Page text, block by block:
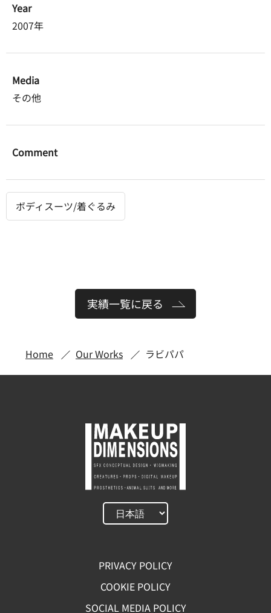
Year
2007年
Media
その他
Comment
ボディスーツ/着ぐるみ
実績一覧に戻る
Home Our Works ラビパパ
PRIVACY POLICY
COOKIE POLICY
SOCIAL MEDIA POLICY